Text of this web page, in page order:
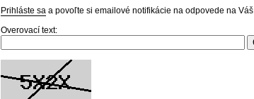
Prihláste sa a povoľte si emailové notifikácie na odpovede na
Overovací text: